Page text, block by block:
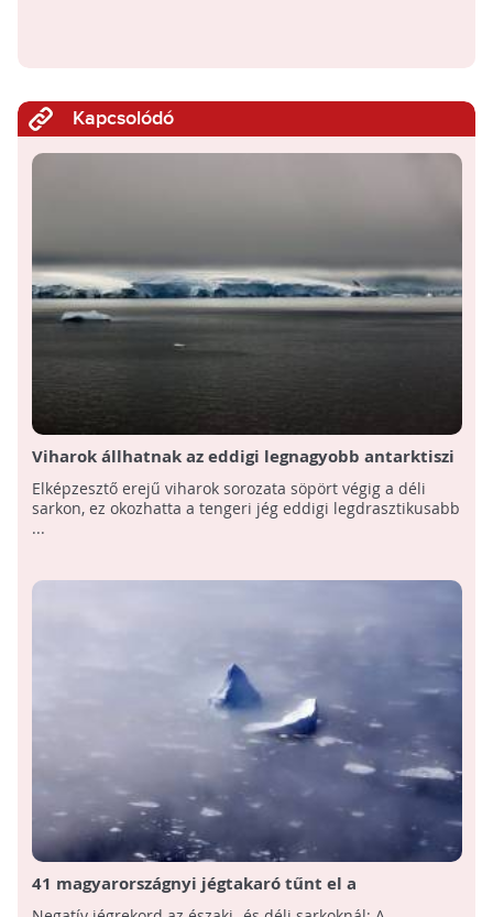
Kapcsolódó
Viharok állhatnak az eddigi legnagyobb antarktiszi
jégveszteség hátterében
Elképzesztő erejű viharok sorozata söpört végig a déli
sarkon, ez okozhatta a tengeri jég eddigi legdrasztikusabb
...
41 magyarországnyi jégtakaró tűnt el a
sarkvidékeken!